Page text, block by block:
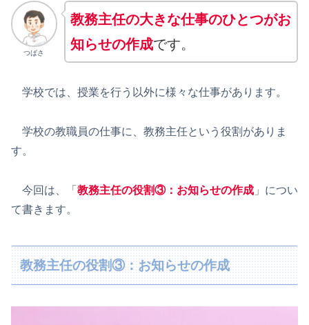
つばさ
教務主任の大きな仕事のひとつがお
知らせの作成です。
学校では、授業を行う以外に様々な仕事があります。
学校の教職員の仕事に、教務主任という役割がありま
す。
今回は、「 教務主任の役割③：お知らせの作成 」につい
て書きます。
教務主任の役割③：お知らせの作成